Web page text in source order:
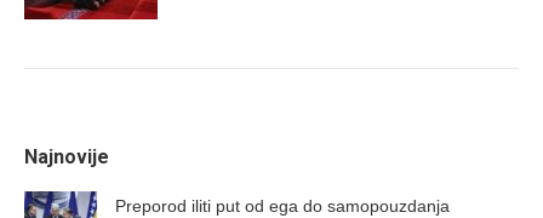
Najnovije
Preporod iliti put od ega do samopouzdanja